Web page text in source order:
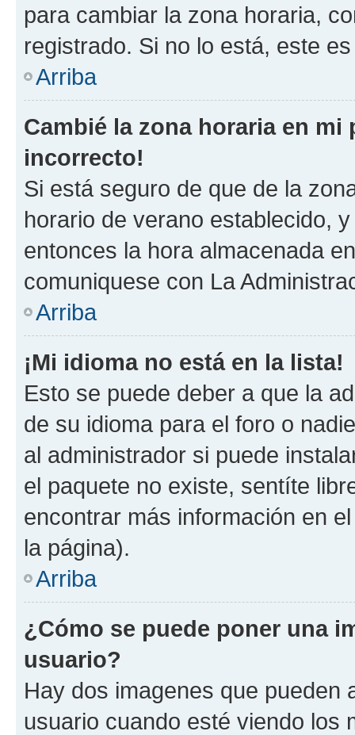
para cambiar la zona horaria,
registrado. Si no lo está, este
Arriba
Cambié la zona horaria en
incorrecto!
Si está seguro de que de la
horario de verano establecido,
entonces la hora almacenada
comuniquese con La
Arriba
¡Mi idioma no está en la lista!
Esto se puede deber a que la
de su idioma para el foro o
al administrador si puede
el paquete no existe, sentíte
encontrar más información en
la página).
Arriba
¿Cómo se puede poner una
usuario?
Hay dos imagenes que pueden
usuario cuando esté viendo los